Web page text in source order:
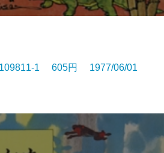
1 605円 1977/06/01